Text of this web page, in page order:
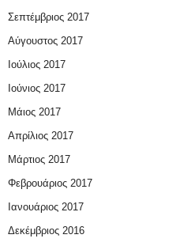
Σεπτέμβριος 2017
Αύγουστος 2017
Ιούλιος 2017
Ιούνιος 2017
Μάιος 2017
Απρίλιος 2017
Μάρτιος 2017
Φεβρουάριος 2017
Ιανουάριος 2017
Δεκέμβριος 2016